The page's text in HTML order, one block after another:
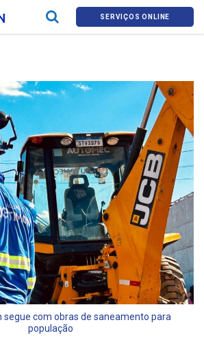
SERVIÇOS ONLINE
segue com obras de saneamento para
população